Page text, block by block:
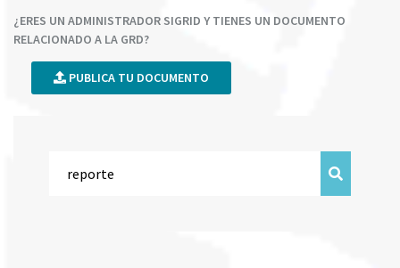
¿ERES UN ADMINISTRADOR SIGRID Y TIENES UN DOCUMENTO
RELACIONADO A LA GRD?
PUBLICA TU DOCUMENTO